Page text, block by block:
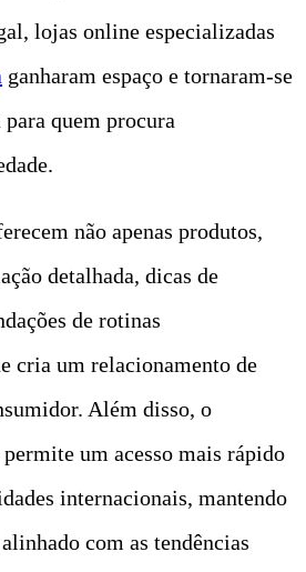
lojas online especializadas
ganharam espaço e tornaram-se
quem procura
não apenas produtos,
detalhada, dicas de
de rotinas
cria um relacionamento de
Além disso, o
um acesso mais rápido
internacionais, mantendo
com as tendências